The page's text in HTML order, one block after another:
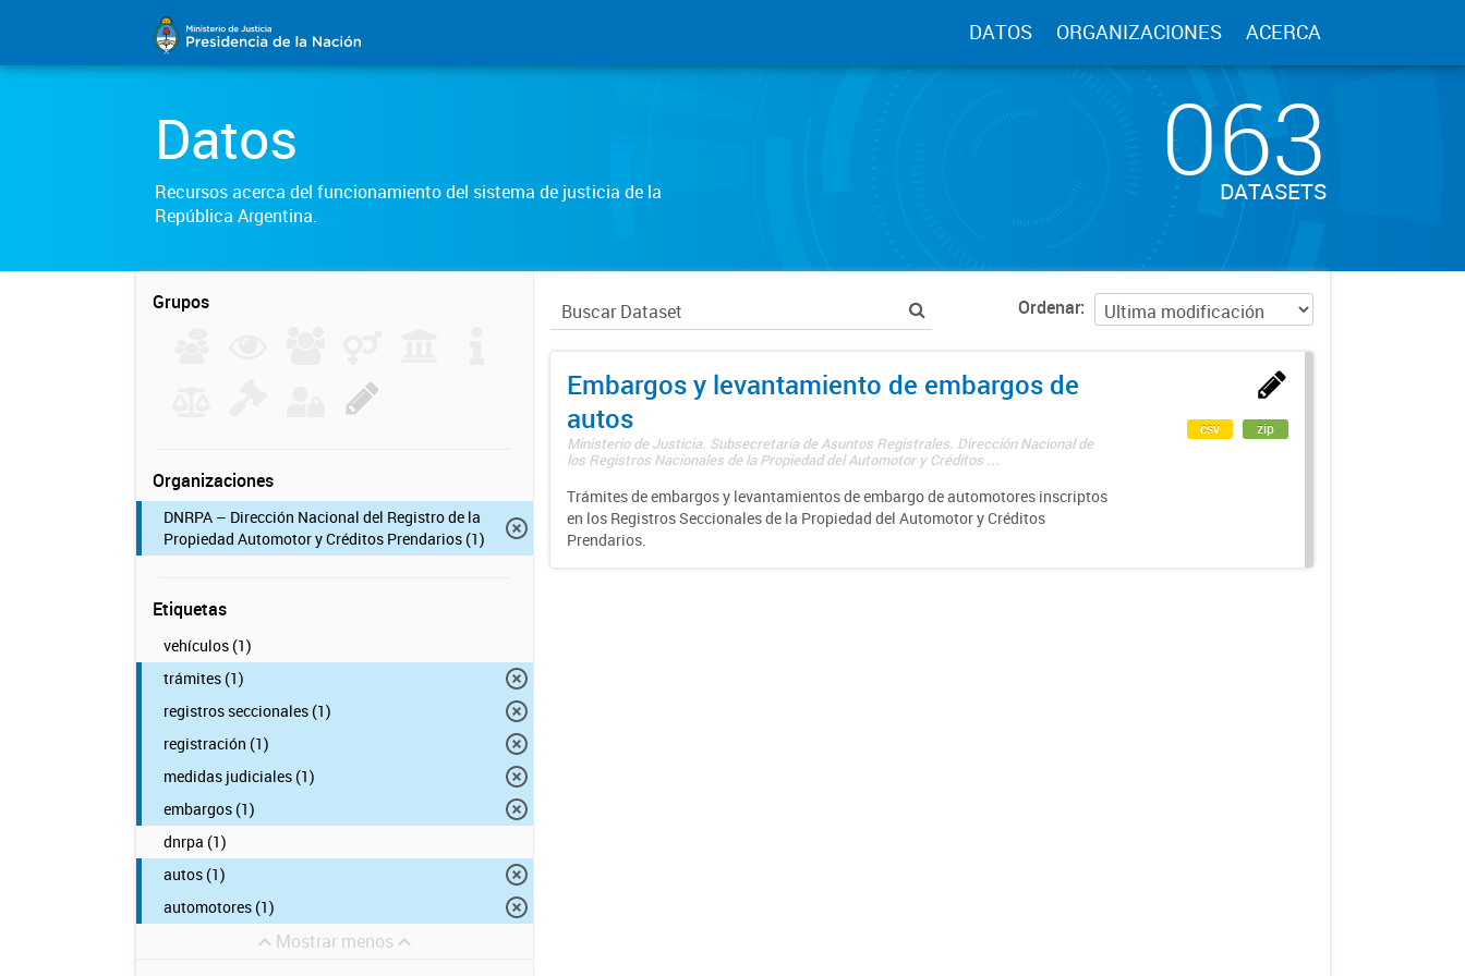
DATOS ORGANIZACIONES ACERCA
Datos
Recursos acerca del funcionamiento del sistema de justicia de la
República Argentina.
063
DATASETS
Grupos
Organizaciones
DNRPA – Dirección Nacional del Registro de la
Propiedad Automotor y Créditos Prendarios (1)
Etiquetas
vehículos (1)
trámites (1)
registros seccionales (1)
registración (1)
medidas judiciales (1)
embargos (1)
dnrpa (1)
autos (1)
automotores (1)
Mostrar menos
Ordenar
Embargos y levantamiento de embargos de
autos
Ministerio de Justicia. Subsecretaría de Asuntos Registrales. Dirección Nacional de
los Registros Nacionales de la Propiedad del Automotor y Créditos ...
Trámites de embargos y levantamientos de embargo de automotores inscriptos
en los Registros Seccionales de la Propiedad del Automotor y Créditos
Prendarios.
csv zip